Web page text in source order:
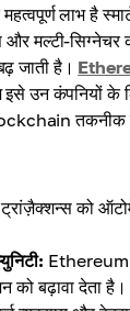
लाभ है
मल्टी-सिग्नेचर
जाती है।
उन कंपनियों के
तकनीक
को
Ethereum
को बढ़ावा देता है।